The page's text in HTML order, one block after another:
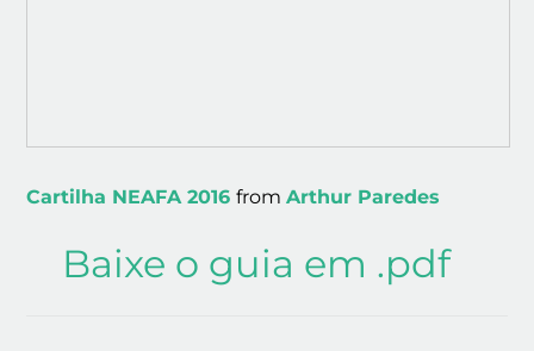
Cartilha NEAFA 2016 fromArthur Paredes
Baixe o guia em .pdf